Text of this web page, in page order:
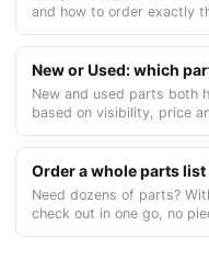
and how to order exactly
New or Used: which
New and used parts both
based on visibility, price
Order a whole parts list
Need dozens of parts?
check out in one go, no